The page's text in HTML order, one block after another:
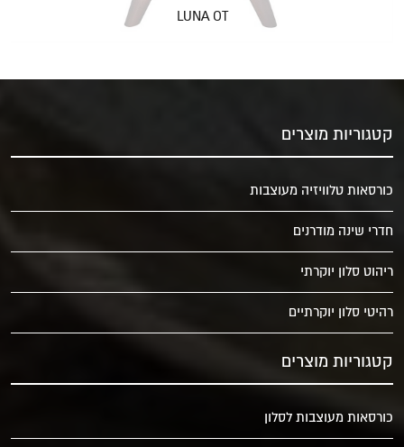
LUNA OT
קטגוריות מוצרים
כורסאות טלוויזיה מעוצבות
חדרי שינה מודרנים
ריהוט סלון יוקרתי
רהיטי סלון יוקרתיים
קטגוריות מוצרים
כורסאות מעוצבות לסלון